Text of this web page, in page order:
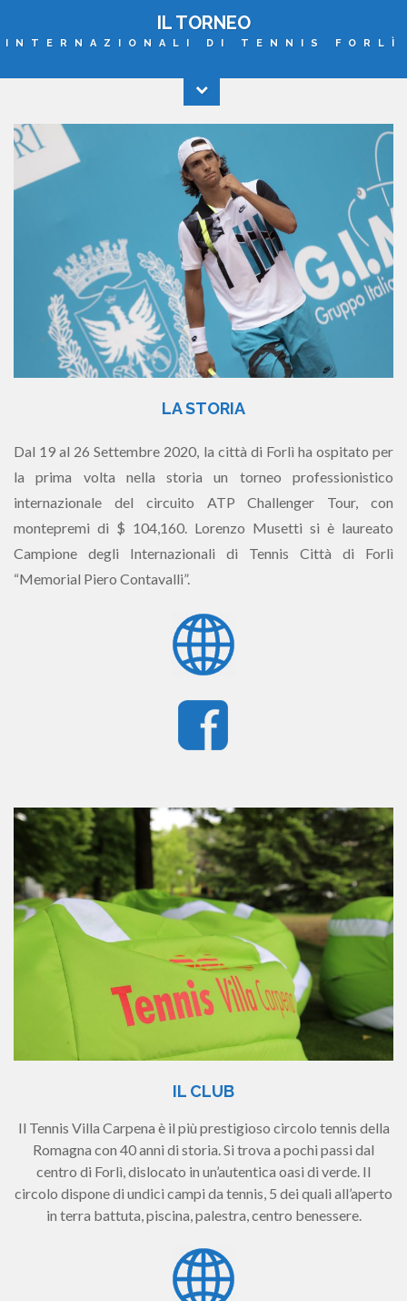
IL TORNEO
INTERNAZIONALI DI TENNIS FORLÌ
LA STORIA
Dal 19 al 26 Settembre 2020, la città di Forlì ha ospitato per
la prima volta nella storia un torneo professionistico
internazionale del circuito ATP Challenger Tour, con
montepremi di $ 104,160. Lorenzo Musetti si è laureato
Campione degli Internazionali di Tennis Città di Forlì
“Memorial Piero Contavalli”.
IL CLUB
Il Tennis Villa Carpena è il più prestigioso circolo tennis della
Romagna con 40 anni di storia. Si trova a pochi passi dal
centro di Forlì, dislocato in un’autentica oasi di verde. Il
circolo dispone di undici campi da tennis, 5 dei quali all’aperto
in terra battuta, piscina, palestra, centro benessere.